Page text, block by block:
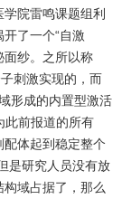
院雷鸣课题组利
了一个“自激
面纱。之所以称
刺激实现的，而
形成的内置型激活
此前报道的所有
体起到稳定整个
是研究人员没有放
域占据了，那么